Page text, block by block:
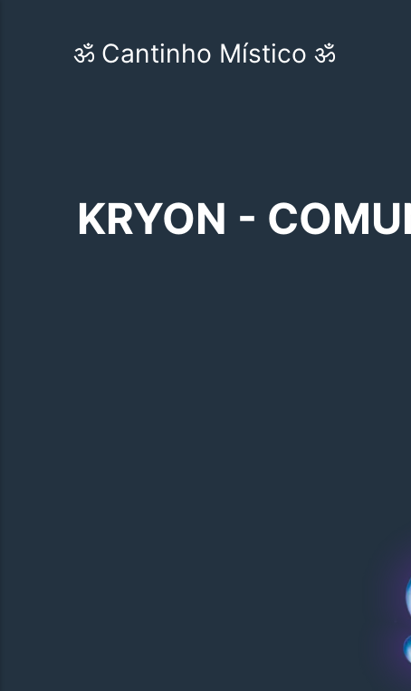
ॐ Cantinho Místico ॐ
KRYON -